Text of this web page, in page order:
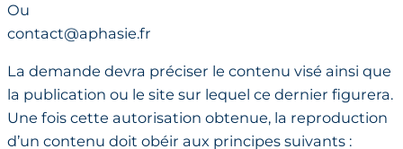
Ou
contact@aphasie.fr
La demande devra préciser le contenu visé ainsi que
la publication ou le site sur lequel ce dernier figurera.
Une fois cette autorisation obtenue, la reproduction
d’un contenu doit obéir aux principes suivants :